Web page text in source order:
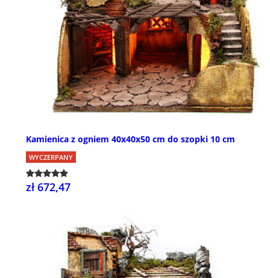
Kamienica z ogniem 40x40x50 cm do szopki 10 cm
WYCZERPANY
zł 672,47